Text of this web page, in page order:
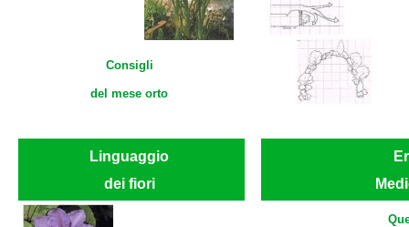
Consigli
del mese orto
Linguaggio
dei fiori